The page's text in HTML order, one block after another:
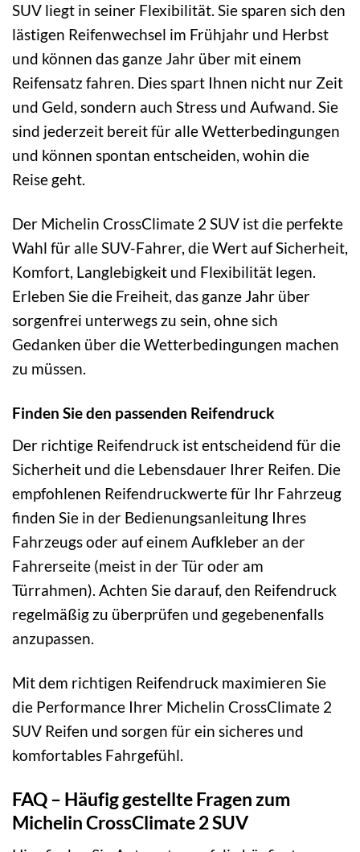
SUV liegt in seiner Flexibilität. Sie sparen sich den
lästigen Reifenwechsel im Frühjahr und Herbst
und können das ganze Jahr über mit einem
Reifensatz fahren. Dies spart Ihnen nicht nur Zeit
und Geld, sondern auch Stress und Aufwand. Sie
sind jederzeit bereit für alle Wetterbedingungen
und können spontan entscheiden, wohin die
Reise geht.
Der Michelin CrossClimate 2 SUV ist die perfekte
Wahl für alle SUV-Fahrer, die Wert auf Sicherheit,
Komfort, Langlebigkeit und Flexibilität legen.
Erleben Sie die Freiheit, das ganze Jahr über
sorgenfrei unterwegs zu sein, ohne sich
Gedanken über die Wetterbedingungen machen
zu müssen.
Finden Sie den passenden Reifendruck
Der richtige Reifendruck ist entscheidend für die
Sicherheit und die Lebensdauer Ihrer Reifen. Die
empfohlenen Reifendruckwerte für Ihr Fahrzeug
finden Sie in der Bedienungsanleitung Ihres
Fahrzeugs oder auf einem Aufkleber an der
Fahrerseite (meist in der Tür oder am
Türrahmen). Achten Sie darauf, den Reifendruck
regelmäßig zu überprüfen und gegebenenfalls
anzupassen.
Mit dem richtigen Reifendruck maximieren Sie
die Performance Ihrer Michelin CrossClimate 2
SUV Reifen und sorgen für ein sicheres und
komfortables Fahrgefühl.
FAQ – Häufig gestellte Fragen zum
Michelin CrossClimate 2 SUV